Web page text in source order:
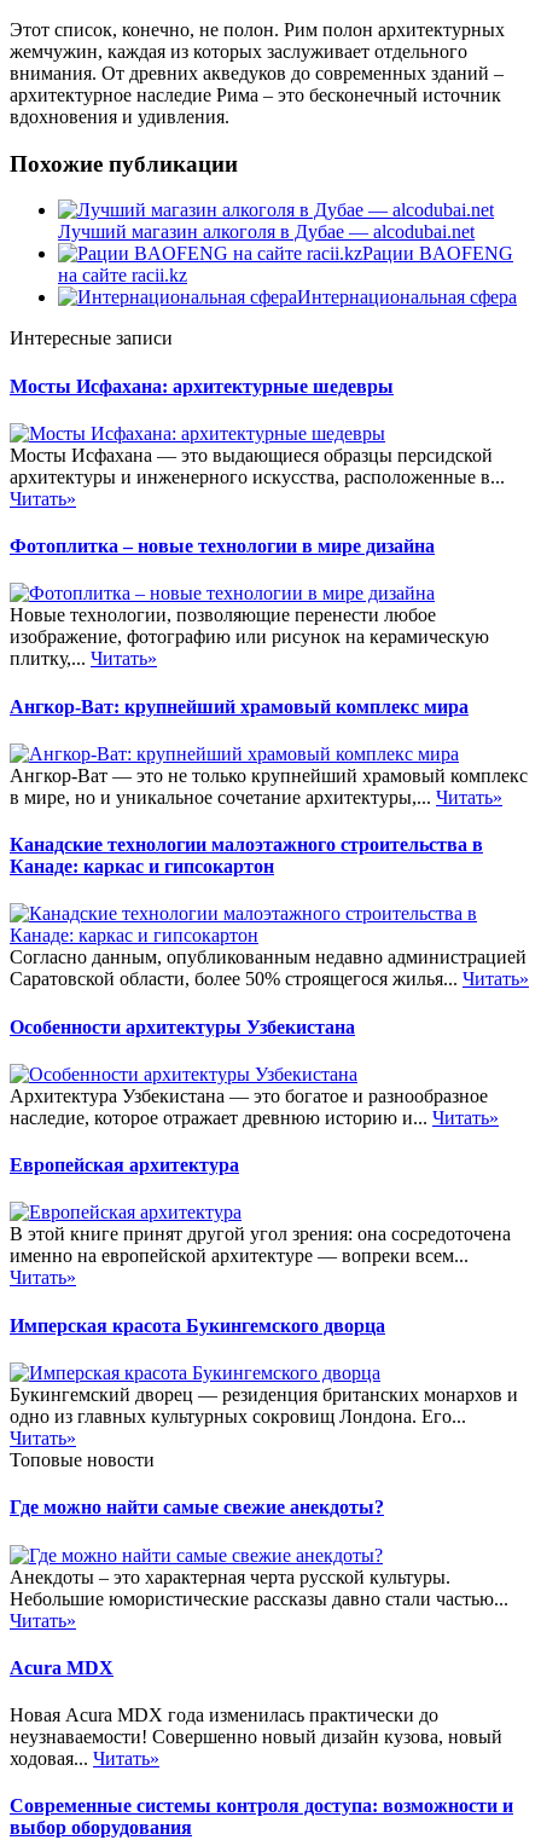
Этот список, конечно, не полон. Рим полон архитектурных
жемчужин, каждая из которых заслуживает отдельного
внимания. От древних акведуков до современных зданий –
архитектурное наследие Рима – это бесконечный источник
вдохновения и удивления.
Похожие публикации
Лучший магазин алкоголя в Дубае — alcodubai.net
Рации BAOFENG
на сайте racii.kz
Интернациональная сфера
Интересные записи
Мосты Исфахана: архитектурные шедевры
Мосты Исфахана — это выдающиеся образцы персидской
архитектуры и инженерного искусства, расположенные в...
Читать»
Фотоплитка – новые технологии в мире дизайна
Новые технологии, позволяющие перенести любое
изображение, фотографию или рисунок на керамическую
плитку,... Читать»
Ангкор-Ват: крупнейший храмовый комплекс мира
Ангкор-Ват — это не только крупнейший храмовый комплекс
в мире, но и уникальное сочетание архитектуры,... Читать»
Канадские технологии малоэтажного строительства в
Канаде: каркас и гипсокартон
Согласно данным, опубликованным недавно администрацией
Саратовской области, более 50% строящегося жилья... Читать»
Особенности архитектуры Узбекистана
Архитектура Узбекистана — это богатое и разнообразное
наследие, которое отражает древнюю историю и... Читать»
Европейская архитектура
В этой книге принят другой угол зрения: она сосредоточена
именно на европейской архитектуре — вопреки всем...
Читать»
Имперская красота Букингемского дворца
Букингемский дворец — резиденция британских монархов и
одно из главных культурных сокровищ Лондона. Его...
Читать»
Топовые новости
Где можно найти самые свежие анекдоты?
Анекдоты – это характерная черта русской культуры.
Небольшие юмористические рассказы давно стали частью...
Читать»
Acura MDX
Новая Acura MDX года изменилась практически до
неузнаваемости! Совершенно новый дизайн кузова, новый
ходовая... Читать»
Современные системы контроля доступа: возможности и
выбор оборудования